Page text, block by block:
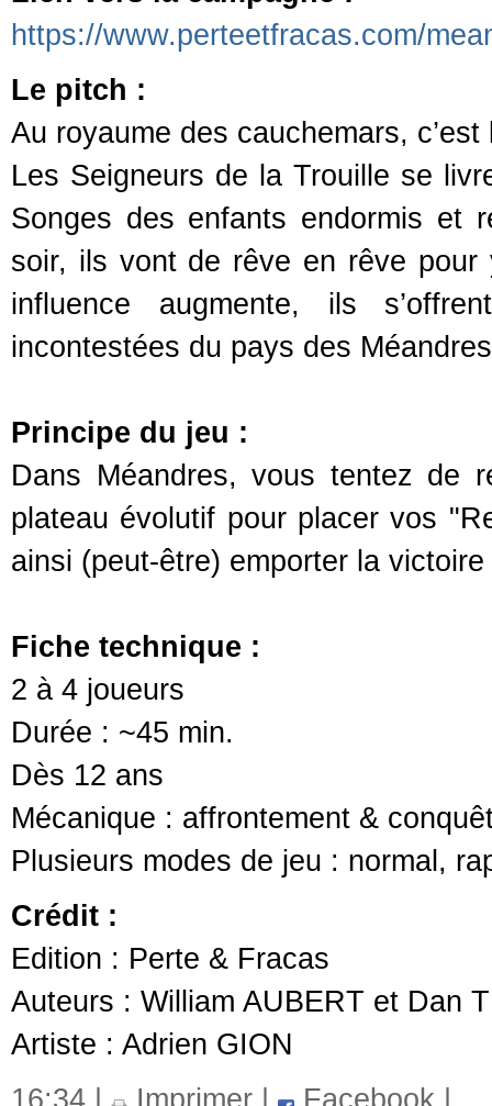
https://www.perteetfracas.com/
Le pitch :
Au royaume des cauchemars, c’est
Les Seigneurs de la Trouille se
Songes des enfants endormis et
soir, ils vont de rêve en rêve
influence augmente, ils
incontestées du pays des
Principe du jeu :
Dans Méandres, vous tentez de
plateau évolutif pour placer vos
ainsi (peut-être) emporter la victoire
Fiche technique :
2 à 4 joueurs
Durée : ~45 min.
Dès 12 ans
Mécanique : affrontement &
Plusieurs modes de jeu : normal,
Crédit :
Edition : Perte & Fracas
Auteurs : William AUBERT et Dan
Artiste : Adrien GION